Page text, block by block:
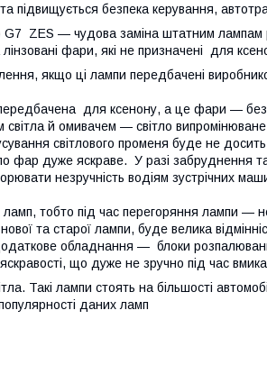
підвищується безпека керування,
G7 ZES — чудова заміна штатним
фари, які не призначені для
якщо ці лампи передбачені
для ксенону, а це фари — без
світла й омивачем — світло
світлового променя буде не
фар дуже яскраве. У разі забруднення
незручність водіям зустрічних
тобто під час перегоряння лампи —
та старої лампи, буде велика
обладнання — блоки
що дуже не зручно під час
Такі лампи стоять на більшості
даних ламп